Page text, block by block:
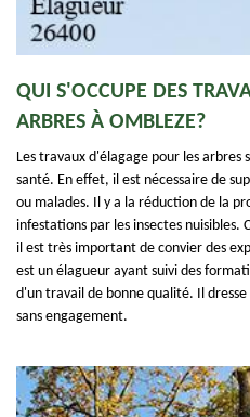
QUI S'OCCUPE DES
ARBRES À OMBLEZE?
Les travaux d'élagage pour les arbres
santé. En effet, il est nécessaire de
ou malades. Il y a la réduction de la
infestations par les insectes nuisibles.
il est très important de convier des
est un élagueur ayant suivi des
d'un travail de bonne qualité. Il
sans engagement.